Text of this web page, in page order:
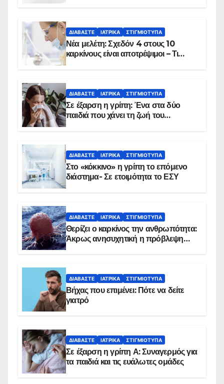
ΔΙΑΒΆΣΤΕ ΙΑΤΡΙΚΆ ΣΤΙΓΜΙΌΤΥΠΑ
Νέα μελέτη: Σχεδόν 4 στους 10
καρκίνους είναι αποτρέψιμοι – Τι
ΔΙΑΒΆΣΤΕ ΙΑΤΡΙΚΆ ΣΤΙΓΜΙΌΤΥΠΑ
Σε έξαρση η γρίπη: Ένα στα δύο
παιδιά που χάνει τη ζωή του
ΔΙΑΒΆΣΤΕ ΙΑΤΡΙΚΆ ΣΤΙΓΜΙΌΤΥΠΑ
Στο «κόκκινο» η γρίπη το επόμενο
διάστημα- Σε ετοιμότητα το ΕΣΥ
ΔΙΑΒΆΣΤΕ ΙΑΤΡΙΚΆ ΣΤΙΓΜΙΌΤΥΠΑ
Θερίζει ο καρκίνος την ανθρωπότητα:
Άκρως ανησυχητική η πρόβλεψη…
ΔΙΑΒΆΣΤΕ ΙΑΤΡΙΚΆ ΣΤΙΓΜΙΌΤΥΠΑ
Βήχας που επιμένει: Πότε να δείτε
γιατρό
ΔΙΑΒΆΣΤΕ ΙΑΤΡΙΚΆ ΣΤΙΓΜΙΌΤΥΠΑ
Σε έξαρση η γρίπη Α: Συναγερμός για
τα παιδιά και τις ευάλωτες ομάδες